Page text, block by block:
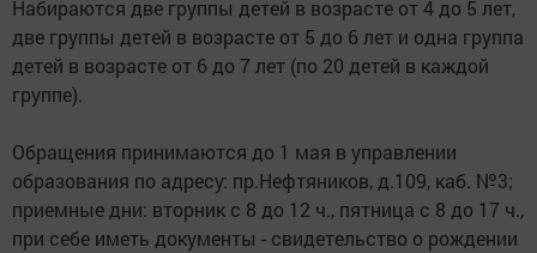
Набираются две группы детей в возрасте от 4 до 5 лет,
две группы детей в возрасте от 5 до 6 лет и одна группа
детей в возрасте от 6 до 7 лет (по 20 детей в каждой
группе).
Обращения принимаются до 1 мая в управлении
образования по адресу: пр.Нефтяников, д.109, каб. №3;
приемные дни: вторник с 8 до 12 ч., пятница с 8 до 17 ч.,
при себе иметь документы - свидетельство о рождении